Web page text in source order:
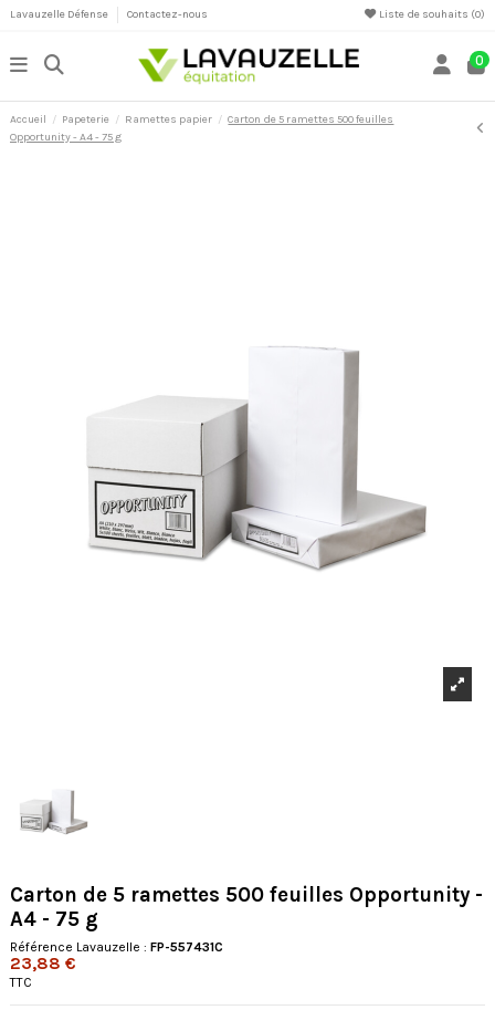
Lavauzelle Défense Contactez-nous Liste de souhaits (0)
0
Accueil Papeterie Ramettes papier
Carton de 5 ramettes 500 feuilles
Opportunity - A4 - 75 g
Carton de 5 ramettes 500 feuilles Opportunity -
A4 - 75 g
Référence Lavauzelle : FP-557431C
23,88 €
TTC